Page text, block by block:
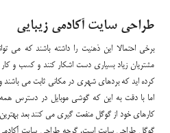
طراحی سایت آکادمی زیبایی
برخی احتمالا این ذهنیت را داشته باشند که می
مشتریان زیاد بسیاری دست اشکار کنند و کسب و کار
کرده اید که بردهای شهری در مکانی ثابت می باشند
اما با دقت به این که گوشی موبایل در دسترس
کارهای خود از گوگل منفعت گیری می کنند بعد بهترین